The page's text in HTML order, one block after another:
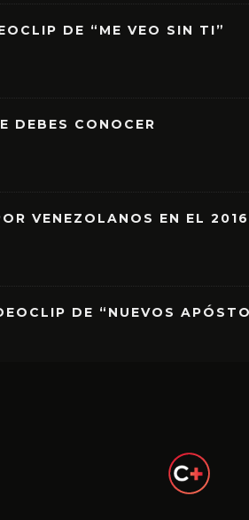
DE “ME VEO SIN TI”
DEBES CONOCER
VENEZOLANOS EN EL 2016
DE “NUEVOS